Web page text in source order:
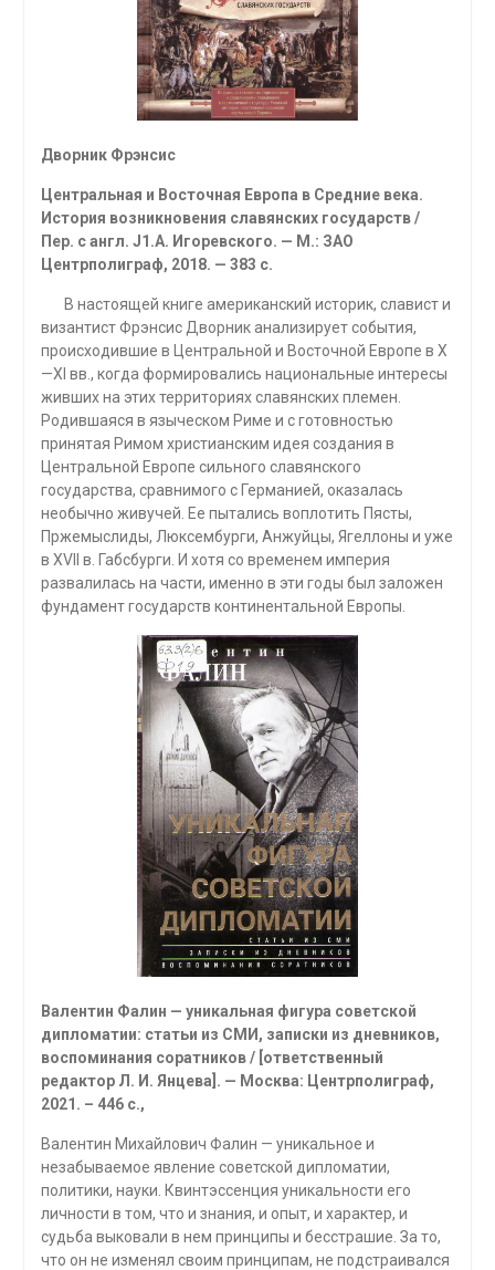
Дворник Фрэнсис
Центральная и Восточная Европа в Средние века.
История возникновения славянских государств /
Пер. с англ. J1.A. Игоревского. — М.: ЗАО
Центрполиграф, 2018. — 383 с.
В настоящей книге американский историк, славист и
византист Фрэнсис Дворник анализирует события,
происходившие в Цент­ральной и Восточной Европе в X
—XI вв., когда формировались на­циональные интересы
живших на этих территориях славянских племен.
Родившаяся в языческом Риме и с готовностью
принятая Римом христианским идея создания в
Центральной Европе силь­ного славянского
государства, сравнимого с Германией, оказалась
необычно живучей. Ее пытались воплотить Пясты,
Пржемыслиды, Люксембурги, Анжуйцы, Ягеллоны и уже
в XVII в. Габсбурги. И хотя со временем империя
развалилась на части, именно в эти годы был заложен
фундамент государств континентальной Европы.
Валентин Фалин — уникальная фигура советской
дипломатии: статьи из СМИ, записки из дневников,
воспоминания соратников / [ответственный
редактор Л. И. Янцева]. — Москва: Центрполиграф,
2021. – 446 с.,
Валентин Михайлович Фалин — уникальное и
незабываемое яв­ление советской дипломатии,
политики, науки. Квинтэссенция уни­кальности его
личности в том, что и знания, и опыт, и характер, и
судьба выковали в нем принципы и бесстрашие. За то,
что он не изменял своим принципам, не подстраивался